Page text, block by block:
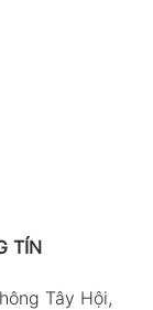
TÍN
Tây Hội,